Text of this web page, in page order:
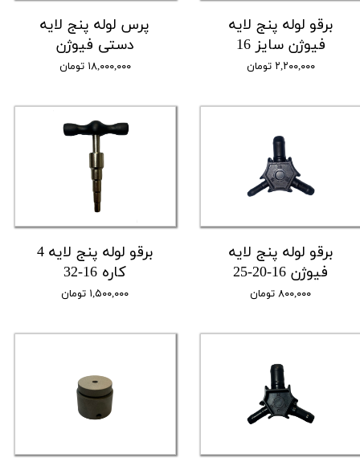
برقو لوله پنج لایه
فیوژن سایز 16
۲,۲۰۰,۰۰۰ تومان
پرس لوله پنج لایه
دستی فیوژن
۱۸,۰۰۰,۰۰۰ تومان
برقو لوله پنج لایه
فیوژن 16-20-25
۸۰۰,۰۰۰ تومان
برقو لوله پنج لایه 4
کاره 16-32
۱,۵۰۰,۰۰۰ تومان